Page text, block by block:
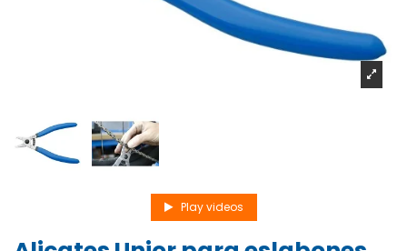
Play videos